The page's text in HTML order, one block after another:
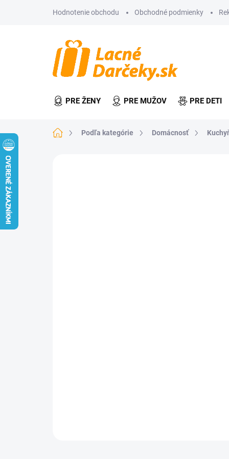
Hodnotenie obchodu Obchodné podmienky
PRE ŽENY PRE MUŽOV PRE DETI
DomovPodľa kategórie Domácnosť